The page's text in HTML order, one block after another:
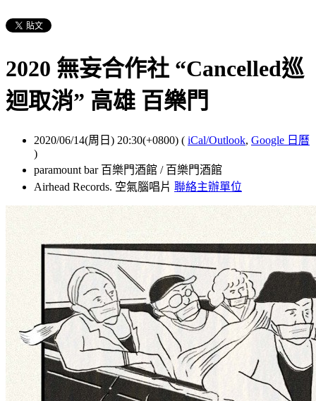
2020 無妄合作社 “Cancelled巡
迴取消” 高雄 百樂門
2020/06/14(周日) 20:30(+0800) ( iCal/Outlook, Google 日曆
)
paramount bar 百樂門酒館 / 百樂門酒館
Airhead Records. 空氣腦唱片 聯絡主辦單位